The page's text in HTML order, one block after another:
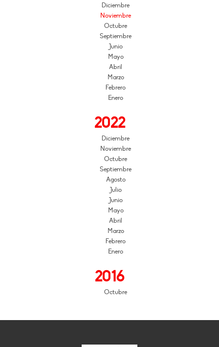
Diciembre
Noviembre
Octubre
Septiembre
Junio
Mayo
Abril
Marzo
Febrero
Enero
2022
Diciembre
Noviembre
Octubre
Septiembre
Agosto
Julio
Junio
Mayo
Abril
Marzo
Febrero
Enero
2016
Octubre